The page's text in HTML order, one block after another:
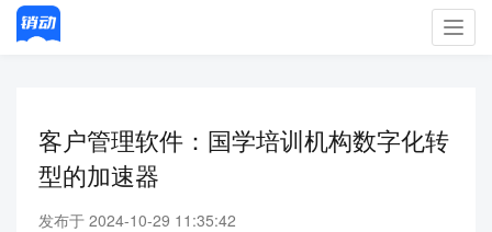
客户管理软件：国学培训机构数字化转
型的加速器
发布于 2024-10-29 11:35:42